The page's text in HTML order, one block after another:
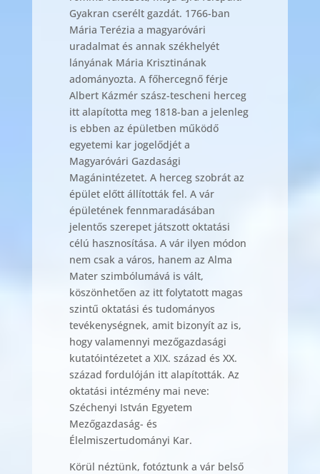
Gyakran cserélt gazdát. 1766-ban
Mária Terézia a magyaróvári
uradalmat és annak székhelyét
lányának Mária Krisztinának
adományozta. A főhercegnő férje
Albert Kázmér szász-tescheni herceg
itt alapította meg 1818-ban a jelenleg
is ebben az épületben működő
egyetemi kar jogelődjét a
Magyaróvári Gazdasági
Magánintézetet. A herceg szobrát az
épület előtt állították fel. A vár
épületének fennmaradásában
jelentős szerepet játszott oktatási
célú hasznosítása. A vár ilyen módon
nem csak a város, hanem az Alma
Mater szimbólumává is vált,
köszönhetően az itt folytatott magas
szintű oktatási és tudományos
tevékenységnek, amit bizonyít az is,
hogy valamennyi mezőgazdasági
kutatóintézetet a XIX. század és XX.
század fordulóján itt alapították. Az
oktatási intézmény mai neve:
Széchenyi István Egyetem
Mezőgazdaság- és
Élelmiszertudományi Kar.
Körül néztünk, fotóztunk a vár belső